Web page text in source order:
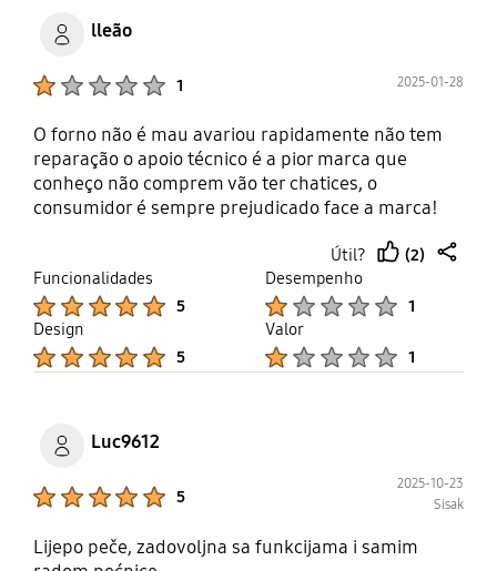
lleão
1 2025-01-28
O forno não é mau avariou rapidamente não tem
reparação o apoio técnico é a pior marca que
conheço não comprem vão ter chatices, o
consumidor é sempre prejudicado face a marca!
Útil?
up
(2)
Funcionalidades
5
Desempenho
1
Design
5
Valor
1
Luc9612
5
2025-10-23
Sisak
Lijepo peče, zadovoljna sa funkcijama i samim